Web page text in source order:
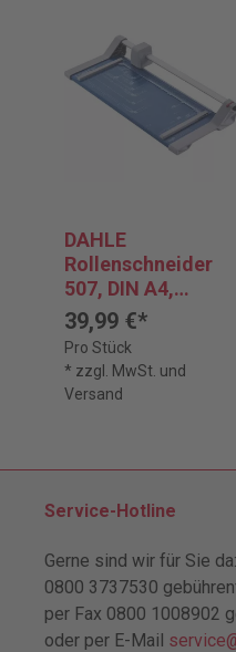
DAHLE
Rollenschneider
507, DIN A4,
320mm, 3.
Generation
39,99 €*
Pro Stück
* zzgl. MwSt. und
Versand
Service-Hotline
Gerne sind wir für Sie
0800 3737530
per Fax 0800 1008902
oder per E-Mail